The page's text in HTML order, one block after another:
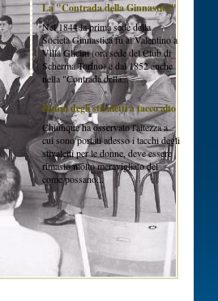
La "Contrada della Ginnastica"
Nel 1844 la prima sede della
Società Ginnastica fu al Valentino a
Villa Glicini (ora sede del Club di
Scherma Torino) e dal 1852 anche
nella "Contrada della...
Danni degli stivaletti a tacco alto
Chiunque ha osservato l'altezza a
cui sono portati adesso i tacchi degli
stivaletti per le donne, deve essere
rimasto molto meravigliato del
come possano...